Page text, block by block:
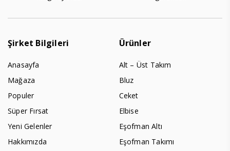
Şirket Bilgileri
Anasayfa
Mağaza
Populer
Süper Fırsat
Yeni Gelenler
Hakkımızda
Ürünler
Alt – Üst Takım
Bluz
Ceket
Elbise
Eşofman Altı
Eşofman Takımı